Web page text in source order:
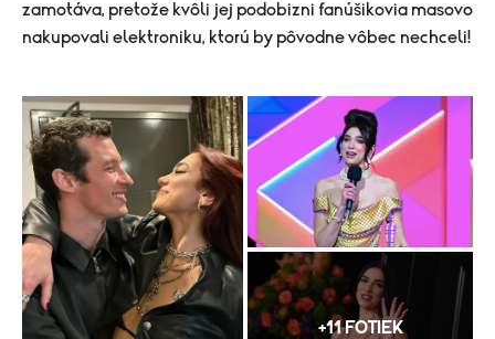
zamotáva, pretože kvôli jej podobizni fanúšikovia masovo
nakupovali elektroniku, ktorú by pôvodne vôbec nechceli!
+11 FOTIEK